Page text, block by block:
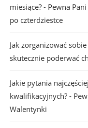
miesiące? - Pewna Pani
po czterdziestce
Jak zorganizować
skutecznie poderwać
Jakie pytania
kwalifikacyjnych? -
Walentynki